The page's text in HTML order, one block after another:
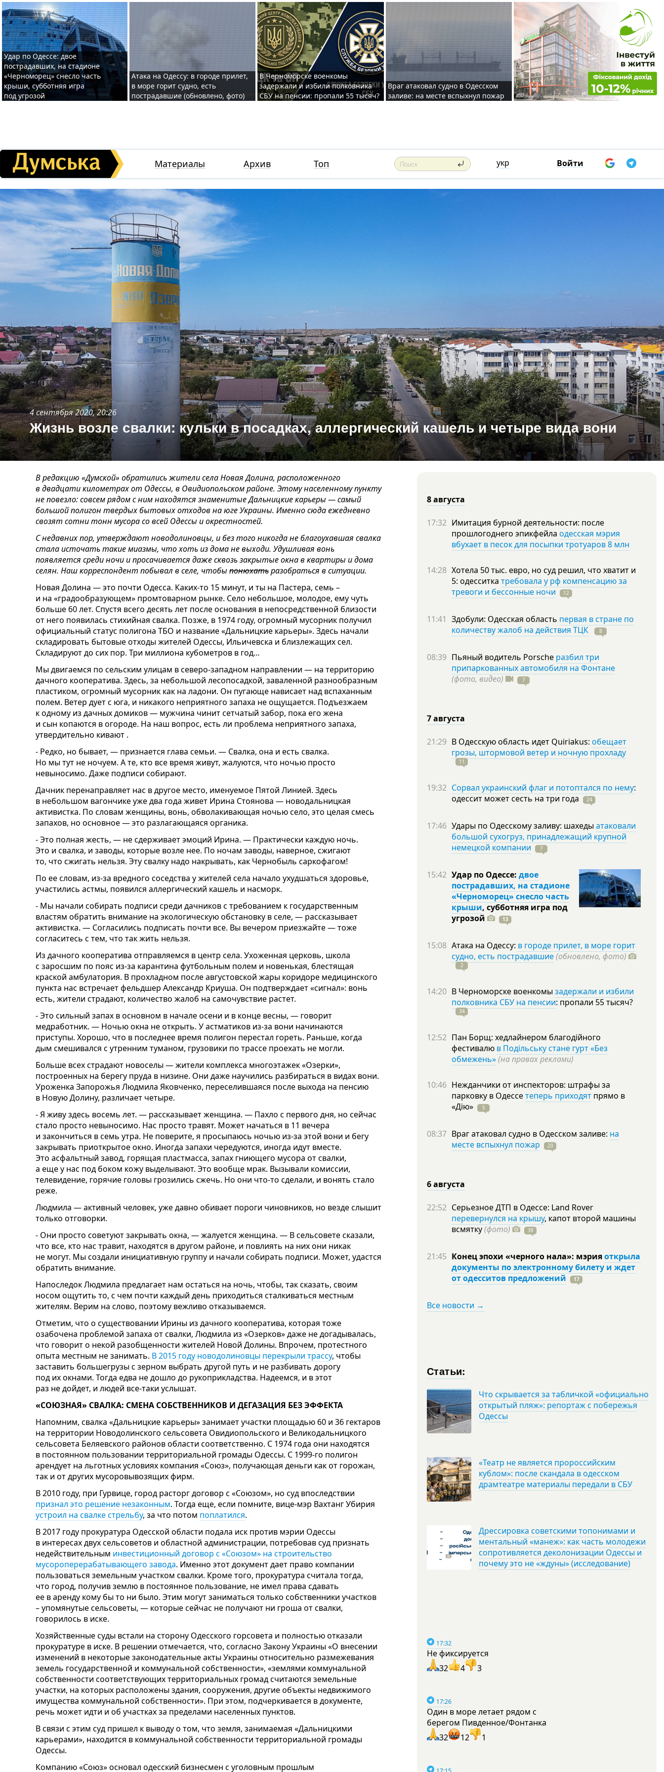
Удар по Одессе: двое
пострадавших, на стадионе
«Черноморец» снесло часть
крыши, субботняя игра
под угрозой
Атака на Одессу: в городе прилет,
в море горит судно, есть
пострадавшие (обновлено, фото)
В Черноморске военкомы
задержали и избили полковника
СБУ на пенсии: пропали 55 тысяч?
Враг атаковал судно в Одесском
заливе: на месте вспыхнул пожар
Материалы Архив Топ укр Войти
4 сентября 2020, 20:26
Жизнь возле свалки: кульки в посадках, аллергический кашель и четыре вида вони
В редакцию «Думской» обратились жители села Новая Долина, расположенного
в двадцати километрах от Одессы, в Овидиопольском районе. Этому населенному пункту
не повезло: совсем рядом с ним находятся знаменитые Дальницкие карьеры — самый
большой полигон твердых бытовых отходов на юге Украины. Именно сюда ежедневно
свозят сотни тонн мусора со всей Одессы и окрестностей.
С недавних пор, утверждают новодолиновцы, и без того никогда не благоухавшая свалка
стала источать такие миазмы, что хоть из дома не выходи. Удушливая вонь
появляется среди ночи и просачивается даже сквозь закрытые окна в квартиры и дома
селян. Наш корреспондент побывал в селе, чтобы понюхатьразобраться в ситуации.
Новая Долина — это почти Одесса. Каких-то 15 минут, и ты на Пастера, семь –
и на «градообразующем» промтоварном рынке. Село небольшое, молодое, ему чуть
больше 60 лет. Спустя всего десять лет после основания в непосредственной близости
от него появилась стихийная свалка. Позже, в 1974 году, огромный мусорник получил
официальный статус полигона ТБО и название «Дальницкие карьеры». Здесь начали
складировать бытовые отходы жителей Одессы, Ильичевска и близлежащих сел.
Складируют до сих пор. Три миллиона кубометров в год…
Мы двигаемся по сельским улицам в северо-западном направлении — на территорию
дачного кооператива. Здесь, за небольшой лесопосадкой, заваленной разнообразным
пластиком, огромный мусорник как на ладони. Он пугающе нависает над вспаханным
полем. Ветер дует с юга, и никакого неприятного запаха не ощущается. Подъезжаем
к одному из дачных домиков — мужчина чинит сетчатый забор, пока его жена
и сын копаются в огороде. На наш вопрос, есть ли проблема неприятного запаха,
утвердительно кивают .
- Редко, но бывает, — признается глава семьи. — Свалка, она и есть свалка.
Но мы тут не ночуем. А те, кто все время живут, жалуются, что ночью просто
невыносимо. Даже подписи собирают.
Дачник перенаправляет нас в другое место, именуемое Пятой Линией. Здесь
в небольшом вагончике уже два года живет Ирина Стоянова — новодальницкая
активистка. По словам женщины, вонь, обволакивающая ночью село, это целая смесь
запахов, но основное — это разлагающаяся органика.
- Это полная жесть, — не сдерживает эмоций Ирина. — Практически каждую ночь.
Это и свалка, и заводы, которые возле нее. По ночам заводы, наверное, сжигают
то, что сжигать нельзя. Эту свалку надо накрывать, как Чернобыль саркофагом!
По ее словам, из-за вредного соседства у жителей села начало ухудшаться здоровье,
участились астмы, появился аллергический кашель и насморк.
- Мы начали собирать подписи среди дачников с требованием к государственным
властям обратить внимание на экологическую обстановку в селе, — рассказывает
активистка. — Согласились подписать почти все. Вы вечером приезжайте — тоже
согласитесь с тем, что так жить нельзя.
Из дачного кооператива отправляемся в центр села. Ухоженная церковь, школа
с заросшим по пояс из-за карантина футбольным полем и новенькая, блестящая
краской амбулатория. В прохладном после августовской жары коридоре медицинского
пункта нас встречает фельдшер Александр Криуша. Он подтверждает «сигнал»: вонь
есть, жители страдают, количество жалоб на самочувствие растет.
- Это сильный запах в основном в начале осени и в конце весны, — говорит
медработник. — Ночью окна не открыть. У астматиков из-за вони начинаются
приступы. Хорошо, что в последнее время полигон перестал гореть. Раньше, когда
дым смешивался с утренним туманом, грузовики по трассе проехать не могли.
Больше всех страдают новоселы — жители комплекса многоэтажек «Озерки»,
построенных на берегу пруда в низине. Они даже научились разбираться в видах вони.
Уроженка Запорожья Людмила Яковченко, переселившаяся после выхода на пенсию
в Новую Долину, различает четыре.
- Я живу здесь восемь лет. — рассказывает женщина. — Пахло с первого дня, но сейчас
стало просто невыносимо. Нас просто травят. Может начаться в 11 вечера
и закончиться в семь утра. Не поверите, я просыпаюсь ночью из-за этой вони и бегу
закрывать приоткрытое окно. Иногда запахи чередуются, иногда идут вместе.
Это асфальтный завод, горящая пластмасса, запах гниющего мусора от свалки,
а еще у нас под боком кожу выделывают. Это вообще мрак. Вызывали комиссии,
телевидение, горячие головы грозились сжечь. Но они что-то сделали, и вонять стало
реже.
Людмила — активный человек, уже давно обивает пороги чиновников, но везде слышит
только отговорки.
- Они просто советуют закрывать окна, — жалуется женщина. — В сельсовете сказали,
что все, кто нас травит, находятся в другом районе, и повлиять на них они никак
не могут. Мы создали инициативную группу и начали собирать подписи. Может, удастся
обратить внимание.
Напоследок Людмила предлагает нам остаться на ночь, чтобы, так сказать, своим
носом ощутить то, с чем почти каждый день приходиться сталкиваться местным
жителям. Верим на слово, поэтому вежливо отказываемся.
Отметим, что о существовании Ирины из дачного кооператива, которая тоже
озабочена проблемой запаха от свалки, Людмила из «Озерков» даже не догадывалась,
что говорит о некой разобщенности жителей Новой Долины. Впрочем, протестного
опыта местным не занимать. В 2015 году новодолиновцы перекрыли трассу, чтобы
заставить большегрузы с зерном выбрать другой путь и не разбивать дорогу
под их окнами. Тогда едва не дошло до рукоприкладства. Надеемся, и в этот
раз не дойдет, и людей все-таки услышат.
«СОЮЗНАЯ» СВАЛКА: СМЕНА СОБСТВЕННИКОВ И ДЕГАЗАЦИЯ БЕЗ ЭФФЕКТА
Напомним, свалка «Дальницкие карьеры» занимает участки площадью 60 и 36 гектаров
на территории Новодолинского сельсовета Овидиопольского и Великодальницкого
сельсовета Беляевского районов области соответственно. С 1974 года они находятся
в постоянном пользовании территориальной громады Одессы. С 1999-го полигон
арендует на льготных условиях компания «Союз», получающая деньги как от горожан,
так и от других мусоровывозящих фирм.
В 2010 году, при Гурвице, город расторг договор с «Союзом», но суд впоследствии
признал это решение незаконным. Тогда еще, если помните, вице-мэр Вахтанг Убирия
устроил на свалке стрельбу, за что потом поплатился.
В 2017 году прокуратура Одесской области подала иск против мэрии Одессы
в интересах двух сельсоветов и областной администрации, потребовав суд признать
недействительным инвестиционный договор с «Союзом» на строительство
мусороперерабатывающего завода. Именно этот документ дает право компании
пользоваться земельным участком свалки. Кроме того, прокуратура считала тогда,
что город, получив землю в постоянное пользование, не имел права сдавать
ее в аренду кому бы то ни было. Этим могут заниматься только собственники участков
– упомянутые сельсоветы, — которые сейчас не получают ни гроша от свалки,
говорилось в иске.
Хозяйственные суды встали на сторону Одесского горсовета и полностью отказали
прокуратуре в иске. В решении отмечается, что, согласно Закону Украины «О внесении
изменений в некоторые законодательные акты Украины относительно размежевания
земель государственной и коммунальной собственности», «землями коммунальной
собственности соответствующих территориальных громад считаются земельные
участки, на которых расположены здания, сооружения, другие объекты недвижимого
имущества коммунальной собственности». При этом, подчеркивается в документе,
речь может идти и об участках за пределами населенных пунктов.
В связи с этим суд пришел к выводу о том, что земля, занимаемая «Дальницкими
карьерами», находится в коммунальной собственности территориальной громады
Одессы.
Компанию «Союз» основал одесский бизнесмен с уголовным прошлым
8 августа
17:32 Имитация бурной деятельности: после
прошлогоднего эпикфейла одесская мэрия
вбухает в песок для посыпки тротуаров 8 млн
14:28 Хотела 50 тыс. евро, но суд решил, что хватит и
5: одесситка требовала у рф компенсацию за
тревоги и бессонные ночи
12
11:41 Здобули: Одесская область первая в стране по
количеству жалоб на действия ТЦК
8
08:39 Пьяный водитель Porsche разбил три
припаркованных автомобиля на Фонтане
(фото, видео)
7
7 августа
21:29 В Одесскую область идет Quiriakus: обещает
грозы, штормовой ветер и ночную прохладу
11
19:32 Сорвал украинский флаг и потоптался по нему:
одессит может сесть на три года 24
17:46 Удары по Одесскому заливу: шахеды атаковали
большой сухогруз, принадлежащий крупной
немецкой компании
7
15:42 Удар по Одессе: двое
пострадавших, на стадионе
«Черноморец» снесло часть
крыши, субботняя игра под
угрозой
13
15:08 Атака на Одессу: в городе прилет, в море горит
судно, есть пострадавшие(обновлено, фото)
2
14:20 В Черноморске военкомы задержали и избили
полковника СБУ на пенсии: пропали 55тысяч?
34
12:52 Пан Борщ: хедлайнером благодійного
фестивалю в Подільську стане гурт «Без
обмежень»(на правах реклами)
10:46 Нежданчики от инспекторов: штрафы за
парковку в Одессетеперь приходят прямо в
«Дію»
5
08:37 Враг атаковал судно в Одесском заливе: на
месте вспыхнул пожар
20
6 августа
22:52 Серьезное ДТП в Одессе: Land Rover
перевернулся на крышу, капот второй машины
всмятку(фото) 38
21:45 Конец эпохи «черного нала»: мэрияоткрыла
документы по электронному билету и ждет
от одесситов предложений
17
Все новости →
Статьи:
Что скрывается за табличкой «официально
открытый пляж»: репортаж с побережья
Одессы
«Театр не является пророссийским
кублом»: после скандала в одесском
драмтеатре материалы передали в СБУ
Дрессировка советскими топонимами и
ментальный «манеж»: как часть молодежи
сопротивляется деколонизации Одессы и
почему это не «ждуны» (исследование)
17:32
Не фиксируется
32
4 3
17:26
Один в море летает рядом с
берегом Пивденное/Фонтанка
32
12 1